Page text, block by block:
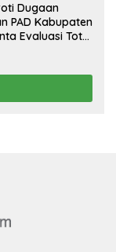
Dugaan
PAD Kabupaten
Evaluasi Total